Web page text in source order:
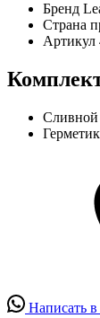
Бренд
Страна
Артикул
Сливной
Герметик
Написать в